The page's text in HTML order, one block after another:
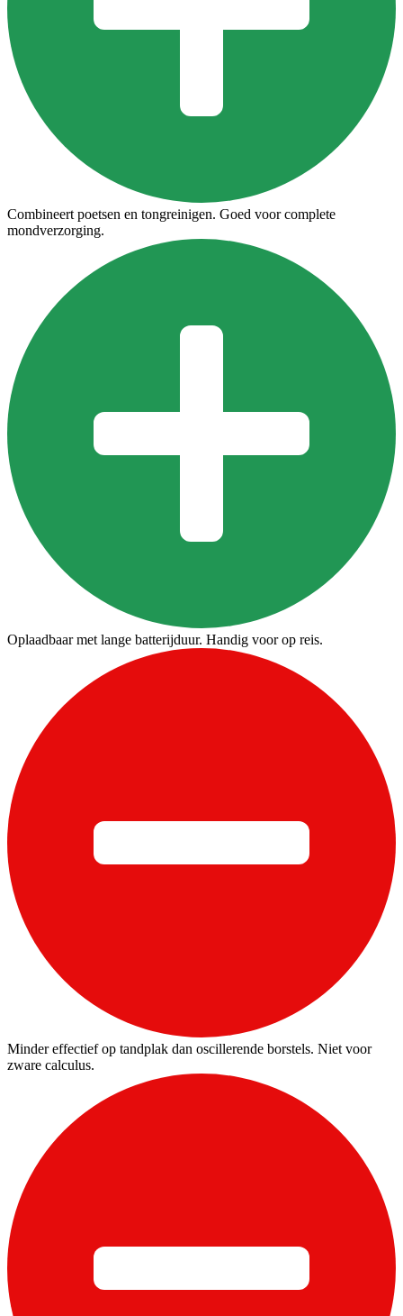
Combineert poetsen en tongreinigen. Goed voor complete
mondverzorging.
Oplaadbaar met lange batterijduur. Handig voor op reis.
Minder effectief op tandplak dan oscillerende borstels. Niet voor
zware calculus.